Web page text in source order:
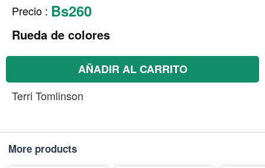
Precio : Bs260
Rueda de colores
AÑADIR AL CARRITO
Terri Tomlinson
More products